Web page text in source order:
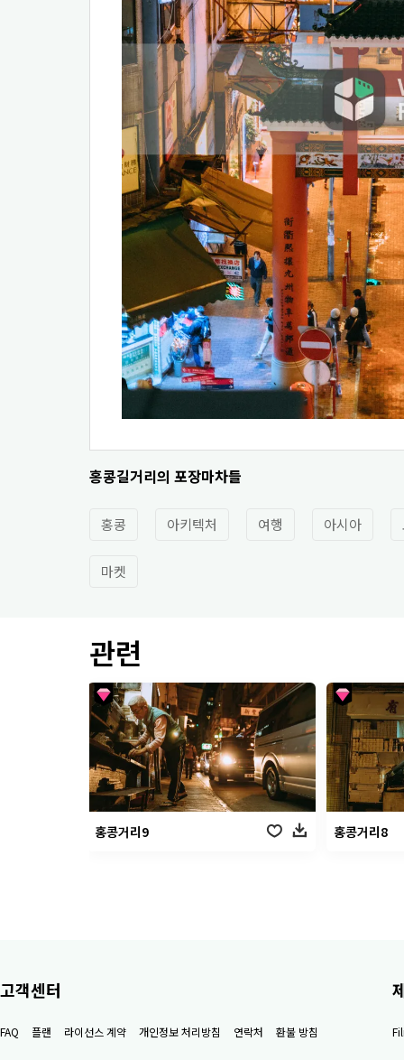
홍콩길거리의 포장마차들
홍콩 아키텍처 여행 아시아
마켓
관련
홍콩거리9 홍콩거리8
고객센터
FAQ 플랜 라이선스 계약 개인정보 처리방침 연락처 환불 방침